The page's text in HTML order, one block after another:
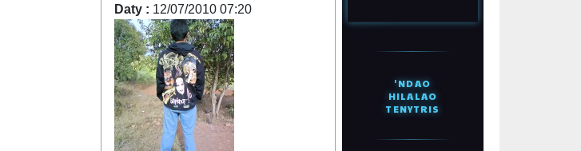
Daty : 12/07/2010 07:20